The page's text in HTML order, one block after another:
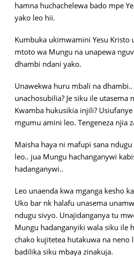
hamna huchachelewa bado mpe
yako leo hii.
Kumbuka ukimwamini Yesu Kristo
mtoto wa Mungu na unapewa
dhambi ndani yako.
Unawekwa huru mbali na
unachosubilia? Je siku ile utasema
Kwamba hukusikia injili?
mgumu amini leo. Tengeneza njia
Maisha haya ni mafupi sana
leo.. jua Mungu hachanganywi
hadanganywi..
Leo unaenda kwa mganga kesho
Uko bar nk halafu unasema
ndugu sivyo. Unajidanganya tu
Mungu hadanganyiki wala siku ile
chako kujitetea hutakuwa na neno
badilika siku mbaya zinakuja.